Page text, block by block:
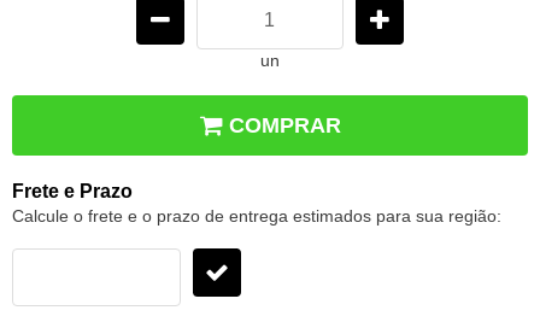
un
COMPRAR
Frete e Prazo
Calcule o frete e o prazo de entrega estimados para sua região: